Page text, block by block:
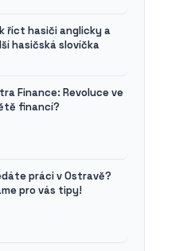
říct hasiči anglicky a
hasičská slovíčka
Finance: Revoluce ve
financí?
práci v Ostravě?
pro vás tipy!